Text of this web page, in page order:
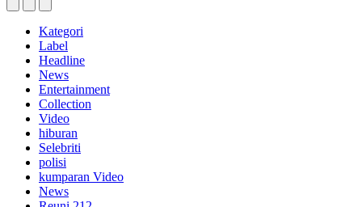
Kategori
Label
Headline
News
Entertainment
Collection
Video
hiburan
Selebriti
polisi
kumparan Video
News